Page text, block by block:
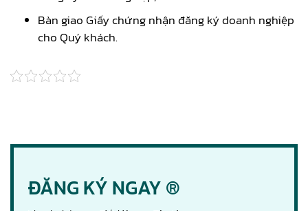
Bàn giao Giấy chứng nhận đăng ký doanh nghiệp
cho Quý khách.
ĐĂNG KÝ NGAY ®